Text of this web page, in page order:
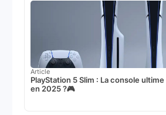
Article
PlayStation 5 Slim : La console
en 2025 ?🎮